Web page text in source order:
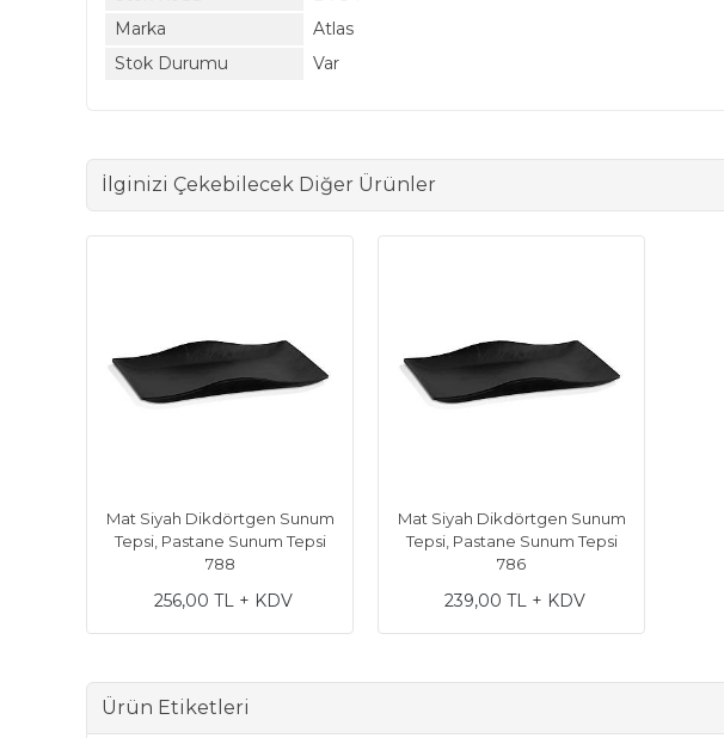
Marka
Atlas
Stok Durumu
Var
İlginizi Çekebilecek Diğer Ürünler
Mat Siyah Dikdörtgen Sunum
Tepsi, Pastane Sunum Tepsi
788
256,00 TL + KDV
Mat Siyah Dikdörtgen Sunum
Tepsi, Pastane Sunum Tepsi
786
239,00 TL + KDV
Ürün Etiketleri